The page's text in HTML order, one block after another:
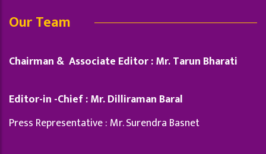
Our Team
Chairman & Associate Editor : Mr. Tarun Bharati
Editor-in -Chief : Mr. Dilliraman Baral
Press Representative : Mr. Surendra Basnet